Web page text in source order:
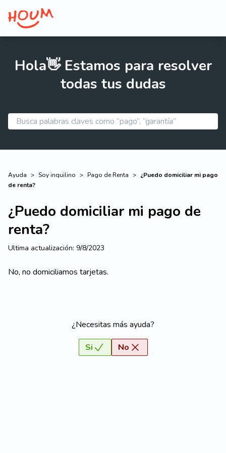
Hola👋 Estamos para resolver
todas tus dudas
Ayuda > Soy inquilino > Pago de Renta > ¿Puedo domiciliar mi pago
de renta?
¿Puedo domiciliar mi pago de
renta?
Ultima actualización: 9/8/2023
No, no domiciliamos tarjetas.
¿Necesitas más ayuda?
Si No